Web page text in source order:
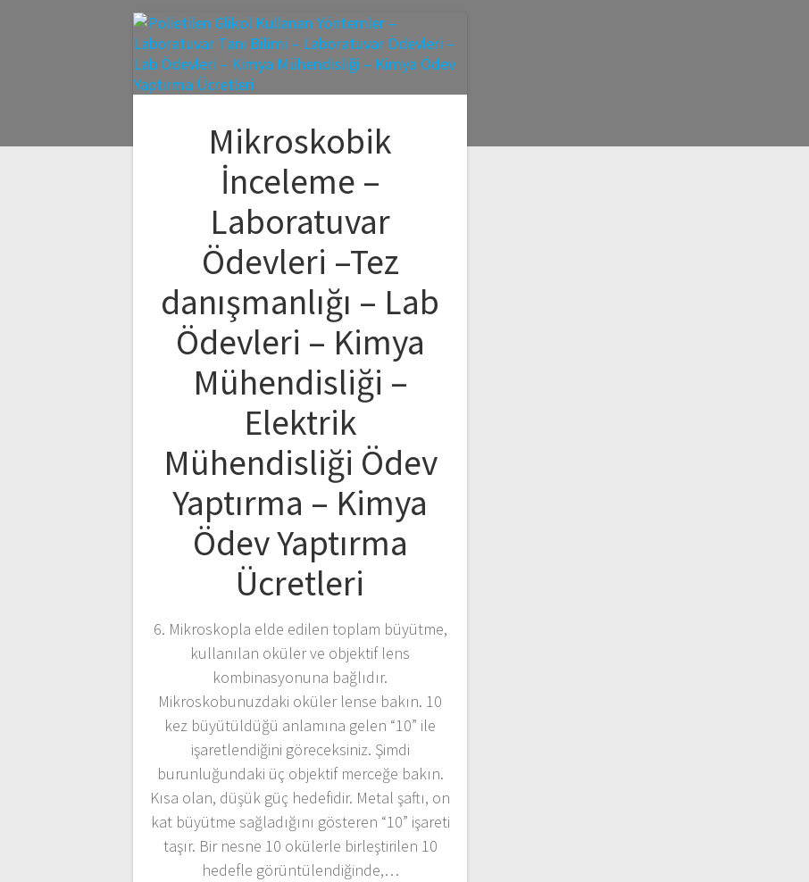
Mikroskobik
İnceleme –
Laboratuvar
Ödevleri –Tez
danışmanlığı – Lab
Ödevleri – Kimya
Mühendisliği –
Elektrik
Mühendisliği Ödev
Yaptırma – Kimya
Ödev Yaptırma
Ücretleri
6. Mikroskopla elde edilen toplam büyütme,
kullanılan oküler ve objektif lens
kombinasyonuna bağlıdır.
Mikroskobunuzdaki oküler lense bakın. 10
kez büyütüldüğü anlamına gelen “10” ile
işaretlendiğini göreceksiniz. Şimdi
burunluğundaki üç objektif merceğe bakın.
Kısa olan, düşük güç hedefidir. Metal şaftı, on
kat büyütme sağladığını gösteren “10” işareti
taşır. Bir nesne 10 okülerle birleştirilen 10
hedefle görüntülendiğinde,…